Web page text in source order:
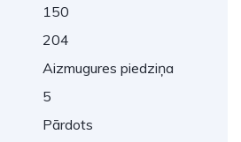
150
204
Aizmugures piedziņa
5
Pārdots